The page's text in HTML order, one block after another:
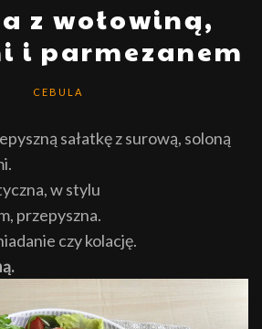
z wołowiną,
i parmezanem
CEBULA
sałatkę z surową, soloną
w stylu
przepyszna.
czy kolację.